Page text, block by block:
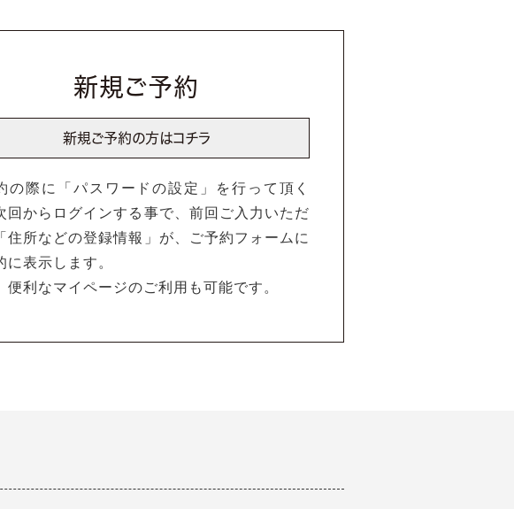
新規ご予約
の際に「パスワードの設定」を行って頂く
回からログインする事で、前回ご入力いただ
住所などの登録情報」が、ご予約フォームに
に表示します。
便利なマイページのご利用も可能です。